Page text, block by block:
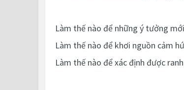
Làm thế nào để những ý tưởng
Làm thế nào để khơi nguồn cảm
Làm thế nào để xác định được